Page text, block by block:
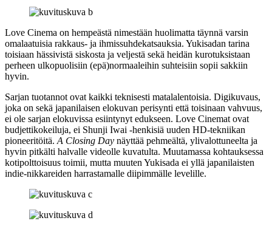
Love Cinema on hempeästä nimestään huolimatta täynnä varsin
omalaatuisia rakkaus‑ ja ihmissuhdekatsauksia. Yukisadan tarina
toisiaan hässivistä siskosta ja veljestä sekä heidän kurotuksistaan
perheen ulkopuolisiin (epä)normaaleihin suhteisiin sopii sakkiin
hyvin.
Sarjan tuotannot ovat kaikki teknisesti matalalentoisia. Digikuvaus,
joka on sekä japanilaisen elokuvan perisynti että toisinaan vahvuus,
ei ole sarjan elokuvissa esiintynyt edukseen. Love Cinemat ovat
budjettikokeiluja, ei Shunji Iwai ‑henkisiä uuden HD‑tekniikan
pioneeritöitä. A Closing Day näyttää pehmeältä, ylivalottuneelta ja
hyvin pitkälti halvalle videolle kuvatulta. Muutamassa kohtauksessa
kotipolttoisuus toimii, mutta muuten Yukisada ei yllä japanilaisten
indie-nikkareiden harrastamalle diipimmälle levelille.